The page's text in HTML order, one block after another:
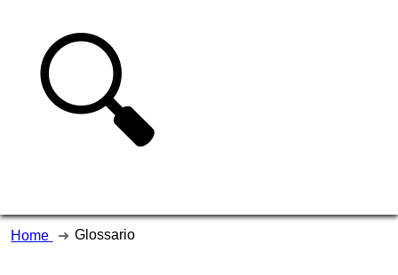
🔍
Home Glossario